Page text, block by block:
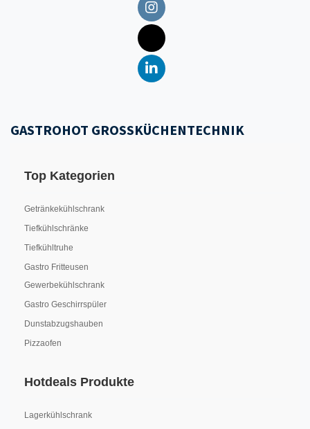
GASTROHOT GROSSKÜCHENTECHNIK
Top Kategorien
Getränkekühlschrank
Tiefkühlschränke
Tiefkühltruhe
Gastro Fritteusen
Gewerbekühlschrank
Gastro Geschirrspüler
Dunstabzugshauben
Pizzaofen
Hotdeals Produkte
Lagerkühlschrank